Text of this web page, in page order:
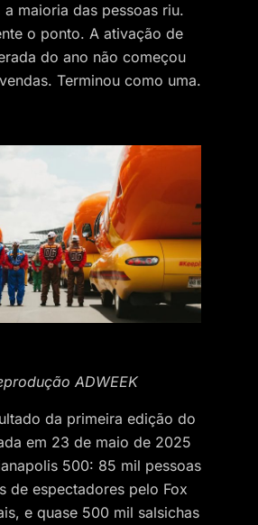
maioria das pessoas riu.
o ponto. A ativação de
do ano não começou
Terminou como uma.
ADWEEK
da primeira edição do
em 23 de maio de 2025
500: 85 mil pessoas
de espectadores pelo Fox
e quase 500 mil salsichas